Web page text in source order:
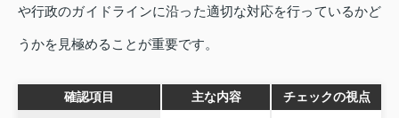
や行政のガイドラインに沿った適切な対応を行っているかど
うかを見極めることが重要です。
確認項目 主な内容 チェックの視点